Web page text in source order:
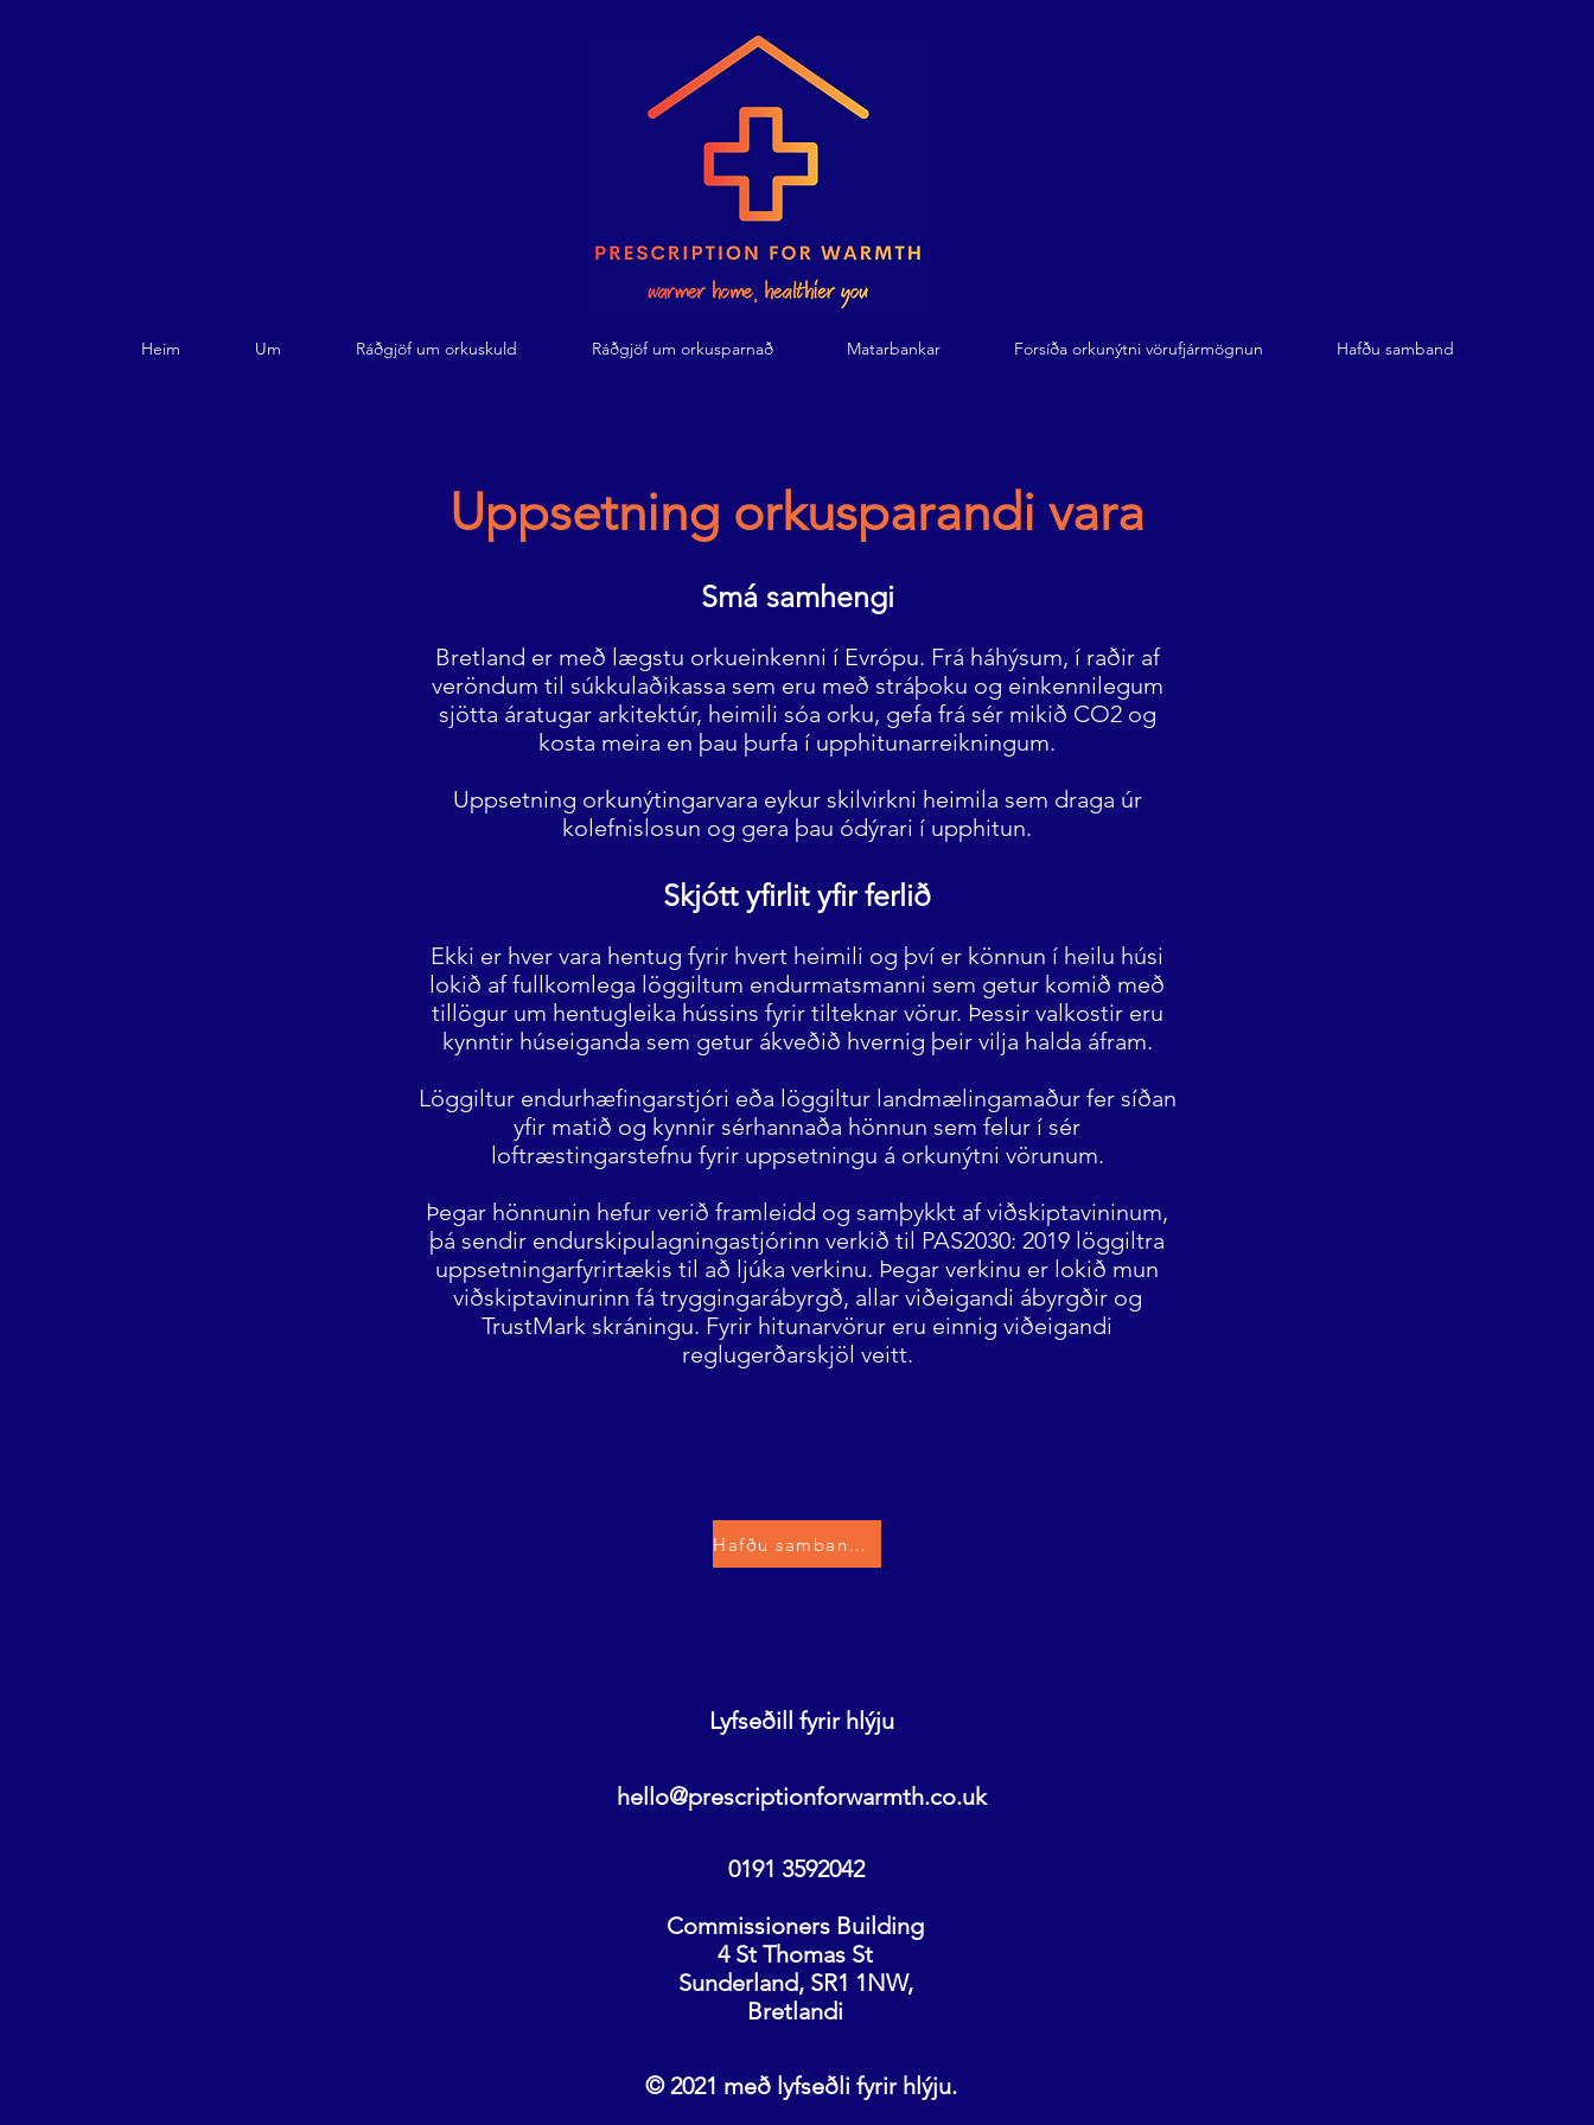
Heim Um Ráðgjöf um orkuskuld Ráðgjöf um orkusparnað Matarbankar Forsíða orkunýtni vörufjármögnun Hafðu samband
Uppsetning orkusparandi vara
Smá samhengi
Bretland er með lægstu orkueinkenni í Evrópu. Frá háhýsum, í raðir af
veröndum til súkkulaðikassa sem eru með stráþoku og einkennilegum
sjötta áratugar arkitektúr, heimili sóa orku, gefa frá sér mikið CO2 og
kosta meira en þau þurfa í upphitunarreikningum.
Uppsetning orkunýtingarvara eykur skilvirkni heimila sem draga úr
kolefnislosun og gera þau ódýrari í upphitun.
Skjótt yfirlit yfir ferlið
Ekki er hver vara hentug fyrir hvert heimili og því er könnun í heilu húsi
lokið af fullkomlega löggiltum endurmatsmanni sem getur komið með
tillögur um hentugleika hússins fyrir tilteknar vörur. Þessir valkostir eru
kynntir húseiganda sem getur ákveðið hvernig þeir vilja halda áfram.
Löggiltur endurhæfingarstjóri eða löggiltur landmælingamaður fer síðan
yfir matið og kynnir sérhannaða hönnun sem felur í sér
loftræstingarstefnu fyrir uppsetningu á orkunýtni vörunum.
Þegar hönnunin hefur verið framleidd og samþykkt af viðskiptavininum,
þá sendir endurskipulagningastjórinn verkið til PAS2030: 2019 löggiltra
uppsetningarfyrirtækis til að ljúka verkinu. Þegar verkinu er lokið mun
viðskiptavinurinn fá tryggingarábyrgð, allar viðeigandi ábyrgðir og
TrustMark skráningu. Fyrir hitunarvörur eru einnig viðeigandi
reglugerðarskjöl veitt.
Hafðu samband við okkur
Lyfseðill fyrir hlýju
hello@prescriptionforwarmth.co.uk
0191 3592042
Commissioners Building
4 St Thomas St
Sunderland, SR1 1NW,
Bretlandi
© 2021 með lyfseðli fyrir hlýju.